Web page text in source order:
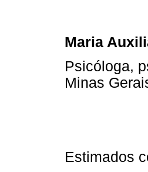
Maria
Psicóloga,
Minas
Estimados